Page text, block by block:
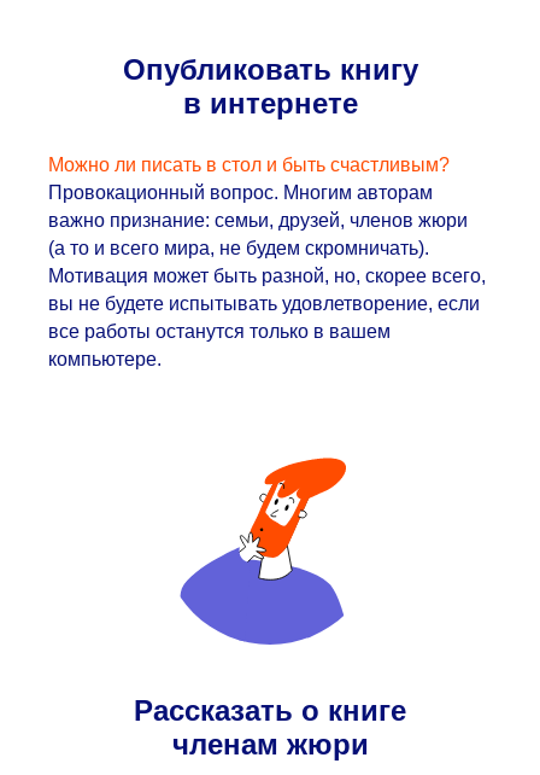
Опубликовать книгу
в интернете
Можно ли писать в стол и быть счастливым?
Провокационный вопрос. Многим авторам
важно признание: семьи, друзей, членов жюри
(а то и всего мира, не будем скромничать).
Мотивация может быть разной, но, скорее всего,
вы не будете испытывать удовлетворение, если
все работы останутся только в вашем
компьютере.
Рассказать о книге
членам жюри